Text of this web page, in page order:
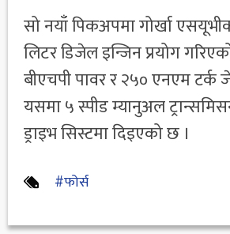
सो नयाँ पिकअपमा गोर्खा
लिटर डिजेल इन्जिन प्रयोग
बीएचपी पावर र २५० एनएम टर्क
यसमा ५ स्पीड म्यानुअल
ड्राइभ सिस्टमा दिइएको छ ।
#फोर्स